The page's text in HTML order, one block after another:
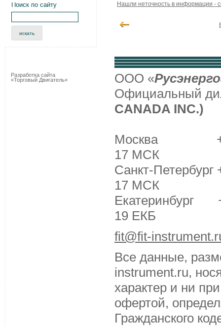
Нашли неточность в информации -
Поиск по сайту
Разработка сайта
«Торговый Двигатель»
ООО «
Официальный
CANADA INC.)
Москва +7
17 МСК
Санкт-
17 МСК
Екатеринбург
19 ЕКБ
fit@fit-
Все данные,
instrument.ru,
характер и ни
офертой,
Гражданского